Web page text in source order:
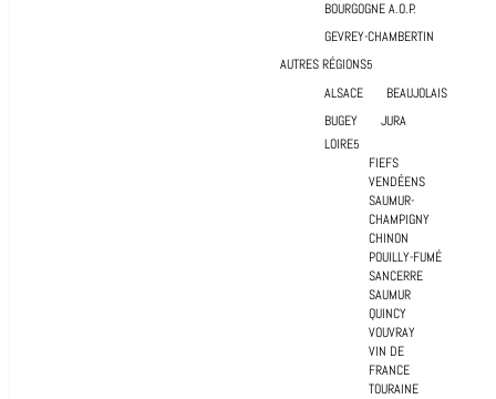
BOURGOGNE A.O.P.
GEVREY-CHAMBERTIN
AUTRES RÉGIONS
ALSACE
BEAUJOLAIS
BUGEY
JURA
LOIRE
FIEFS
VENDÉENS
SAUMUR-
CHAMPIGNY
CHINON
POUILLY-FUMÉ
SANCERRE
SAUMUR
QUINCY
VOUVRAY
VIN DE
FRANCE
TOURAINE